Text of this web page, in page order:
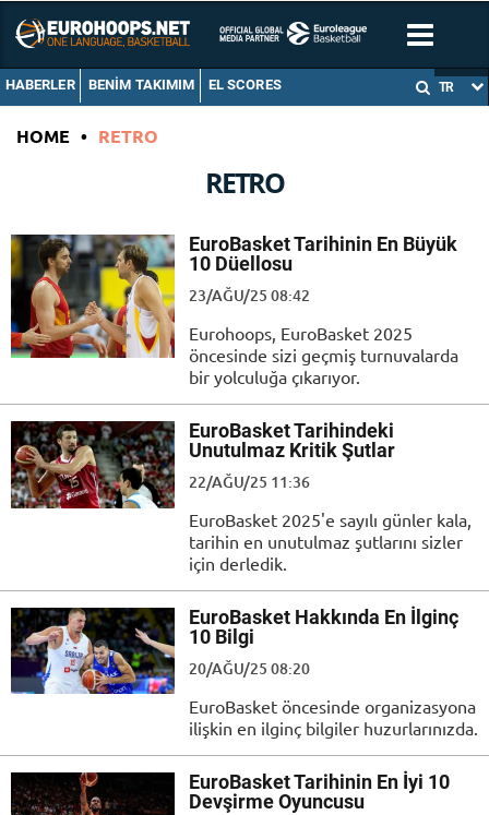
HABERLER BENIM TAKIMIM EL SCORES TR
HOME • RETRO
RETRO
EuroBasket Tarihinin En Büyük
10 Düellosu
23/AĞU/25 08:42
Eurohoops, EuroBasket 2025
öncesinde sizi geçmiş turnuvalarda
bir yolculuğa çıkarıyor.
EuroBasket Tarihindeki
Unutulmaz Kritik Şutlar
22/AĞU/25 11:36
EuroBasket 2025'e sayılı günler kala,
tarihin en unutulmaz şutlarını sizler
için derledik.
EuroBasket Hakkında En İlginç
10 Bilgi
20/AĞU/25 08:20
EuroBasket öncesinde organizasyona
ilişkin en ilginç bilgiler huzurlarınızda.
EuroBasket Tarihinin En İyi 10
Devşirme Oyuncusu